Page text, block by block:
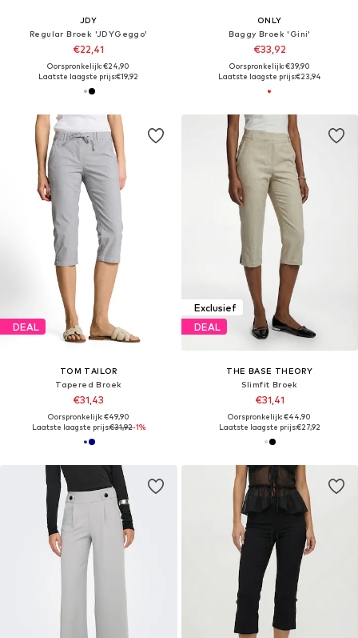
JDY
Regular Broek 'JDYGeggo'
€22,41
Oorspronkelijk: €24,90
Laatste laagste prijs:€19,92
ONLY
Baggy Broek 'Gini'
€33,92
Oorspronkelijk: €39,90
Laatste laagste prijs:€23,94
DEAL
TOM TAILOR
Tapered Broek
€31,43
Oorspronkelijk: €49,90
Laatste laagste prijs:€31,92-1%
Exclusief
DEAL
THE BASE THEORY
Slimfit Broek
€31,41
Oorspronkelijk: €44,90
Laatste laagste prijs:€27,92